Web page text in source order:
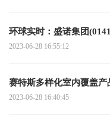
环球实时：盛诺集团
2023-06-28 16:55:12
2023-06-28 16:40:45